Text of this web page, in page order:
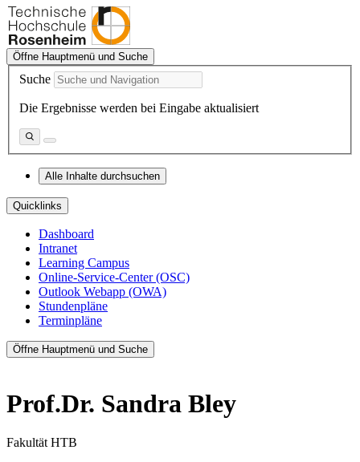
Öffne Hauptmenü und Suche
Suche
Die Ergebnisse werden bei Eingabe aktualisiert
Alle Inhalte durchsuchen
Quicklinks
Dashboard
Intranet
Learning Campus
Online-Service-Center (OSC)
Outlook Webapp (OWA)
Stundenpläne
Terminpläne
Öffne Hauptmenü und Suche
Prof.Dr. Sandra Bley
Fakultät HTB